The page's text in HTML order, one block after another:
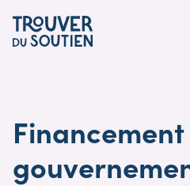
to
main